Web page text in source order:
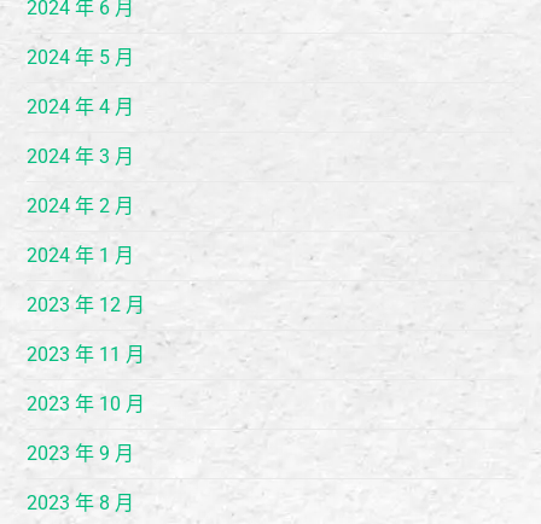
2024 年 6 月
2024 年 5 月
2024 年 4 月
2024 年 3 月
2024 年 2 月
2024 年 1 月
2023 年 12 月
2023 年 11 月
2023 年 10 月
2023 年 9 月
2023 年 8 月